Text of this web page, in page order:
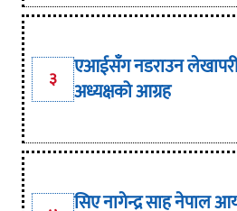
३
एआईसँग नडराउन
अध्यक्षको आग्रह
सिए नागेन्द्र साह नेपाल